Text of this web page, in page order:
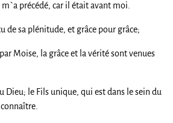
précédé, car il était avant moi.
de sa plénitude, et grâce pour grâce;
Moïse, la grâce et la vérité sont venues
Dieu; le Fils unique, qui est dans le sein du